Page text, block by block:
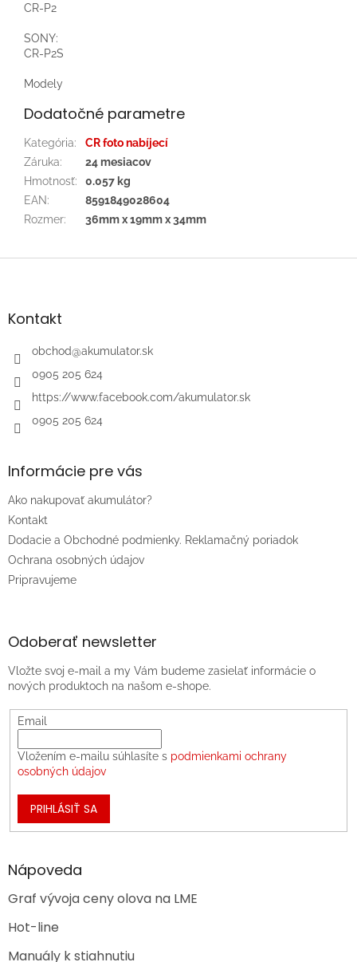
CR-P2
SONY:
CR-P2S
Modely
Dodatočné parametre
Kategória:
CR foto nabíjecí
Záruka:
24 mesiacov
Hmotnosť:
0.057 kg
EAN:
8591849028604
Rozmer: 36mm x 19mm x 34mm
Z
äKontakt
obchod@akumulator.sk
0905 205 624
https://www.facebook.com/akumulator.sk
0905 205 624
Informácie pre vás
Ako nakupovať akumulátor?
Kontakt
Dodacie a Obchodné podmienky. Reklamačný poriadok
Ochrana osobných údajov
Pripravujeme
Odoberať newsletter
Vložte svoj e-mail a my Vám budeme zasielať informácie o
nových produktoch na našom e-shope.
Email
Vložením e-mailu súhlasíte s podmienkami ochrany
osobných údajov
PRIHLÁSIŤ SA
Nápoveda
Graf vývoja ceny olova na LME
Hot-line
Manuály k stiahnutiu